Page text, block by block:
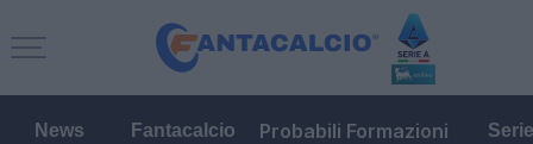
News Fantacalcio Probabili Formazioni